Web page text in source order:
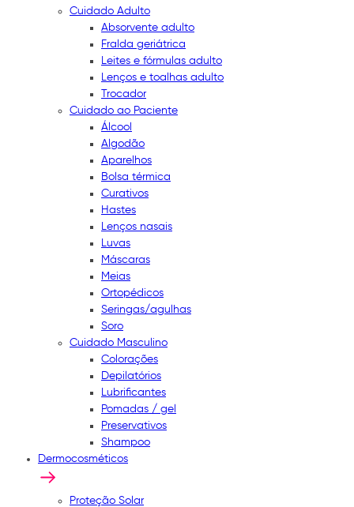
Cuidado Adulto
Absorvente adulto
Fralda geriátrica
Leites e fórmulas adulto
Lenços e toalhas adulto
Trocador
Cuidado ao Paciente
Álcool
Algodão
Aparelhos
Bolsa térmica
Curativos
Hastes
Lenços nasais
Luvas
Máscaras
Meias
Ortopédicos
Seringas/agulhas
Soro
Cuidado Masculino
Colorações
Depilatórios
Lubrificantes
Pomadas / gel
Preservativos
Shampoo
Dermocosméticos
Proteção Solar